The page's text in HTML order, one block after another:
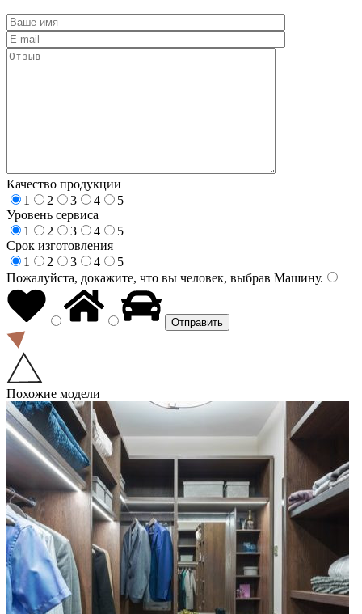
Качество продукции
1
2 3 4
5
Уровень сервиса
1
2 3 4
5
Срок изготовления
1
2 3 4
5
Пожалуйста, докажите, что вы человек, выбрав Машину.
Похожие модели